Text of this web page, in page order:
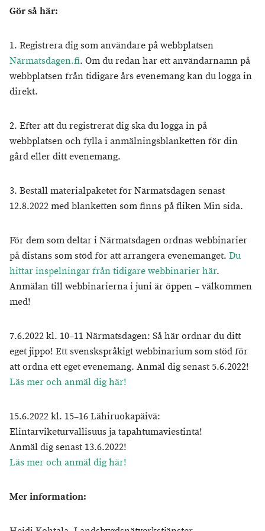
Gör så här:
1. Registrera dig som användare på webbplatsen
Närmatsdagen.fi. Om du redan har ett användarnamn på
webbplatsen från tidigare års evenemang kan du logga in
direkt.
2. Efter att du registrerat dig ska du logga in på
webbplatsen och fylla i anmälningsblanketten för din
gård eller ditt evenemang.
3. Beställ materialpaketet för Närmatsdagen senast
12.8.2022 med blanketten som finns på fliken Min sida.
För dem som deltar i Närmatsdagen ordnas webbinarier
på distans som stöd för att arrangera evenemanget. Du
hittar inspelningar från tidigare webbinarier här.
Anmälan till webbinarierna i juni är öppen – välkommen
med!
7.6.2022 kl. 10–11 Närmatsdagen: Så här ordnar du ditt
eget jippo! Ett svenskspråkigt webbinarium som stöd för
att ordna ett eget evenemang. Anmäl dig senast 5.6.2022!
Läs mer och anmäl dig här!
15.6.2022 kl. 15–16 Lähiruokapäivä:
Elintarviketurvallisuus ja tapahtumaviestintä!
Anmäl dig senast 13.6.2022!
Läs mer och anmäl dig här!
Mer information: